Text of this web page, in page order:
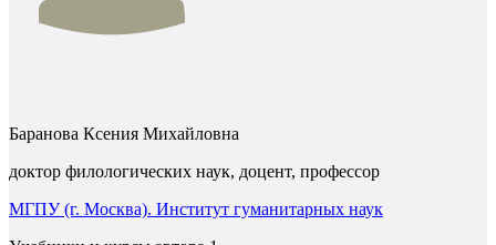
Баранова Ксения Михайловна
доктор филологических наук, доцент, профессор
МГПУ (г. Москва). Институт гуманитарных наук